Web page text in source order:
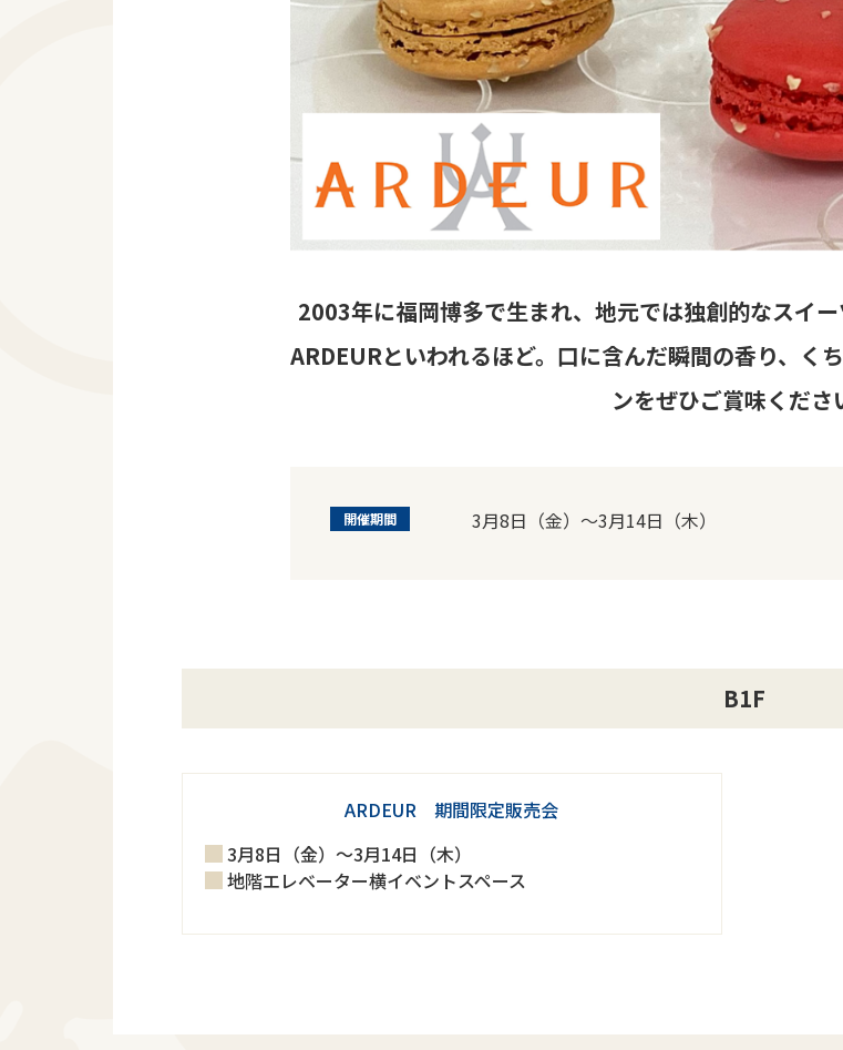
2003年に福岡博多で生まれ、地元では独創的なスイ
ARDEURといわれるほど。口に含んだ瞬間の香り、く
ンをぜひご賞味くださ
開催期間 3月8日（金）～3月14日（木）
B1F
ARDEUR 期間限定販売会
3月8日（金）～3月14日（木）
地階エレベーター横イベントスペース